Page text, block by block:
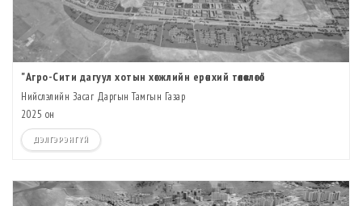
"Агро-Сити дагуул хотын хөгжлийн ерөнхий төлөвлөгөө"
Нийслэлийн Засаг Даргын Тамгын Газар
2025 он
ДЭЛГЭРЭНГҮЙ